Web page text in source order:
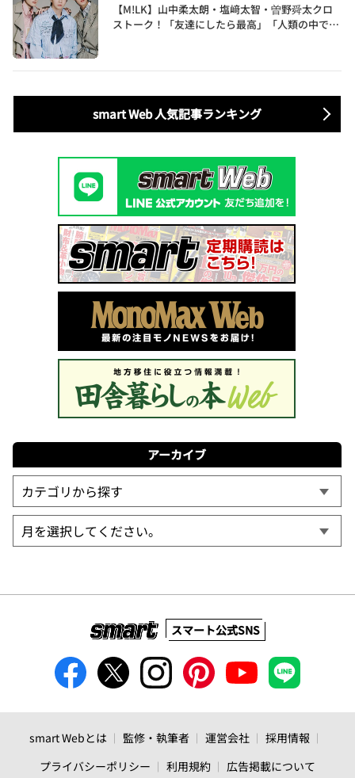
【M!LK】山中柔太朗・塩﨑太智・曽野舜太クロ
ストーク！「友達にしたら最高」「人類の中で桁
smart Web 人気記事ランキング
アーカイブ
スマート公式SNS
smart Webとは 監修・執筆者 運営会社
採用情報
プライバシーポリシー
利用規約 広告掲載について